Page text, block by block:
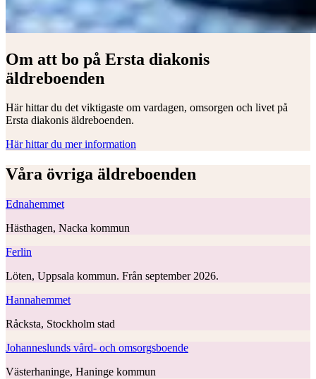
Om att bo på Ersta diakonis
äldreboenden
Här hittar du det viktigaste om vardagen, omsorgen och livet på
Ersta diakonis äldreboenden.
Här hittar du mer information
Våra övriga äldreboenden
Ednahemmet
Hästhagen, Nacka kommun
Ferlin
Löten, Uppsala kommun. Från september 2026.
Hannahemmet
Råcksta, Stockholm stad
Johanneslunds vård- och omsorgsboende
Västerhaninge, Haninge kommun